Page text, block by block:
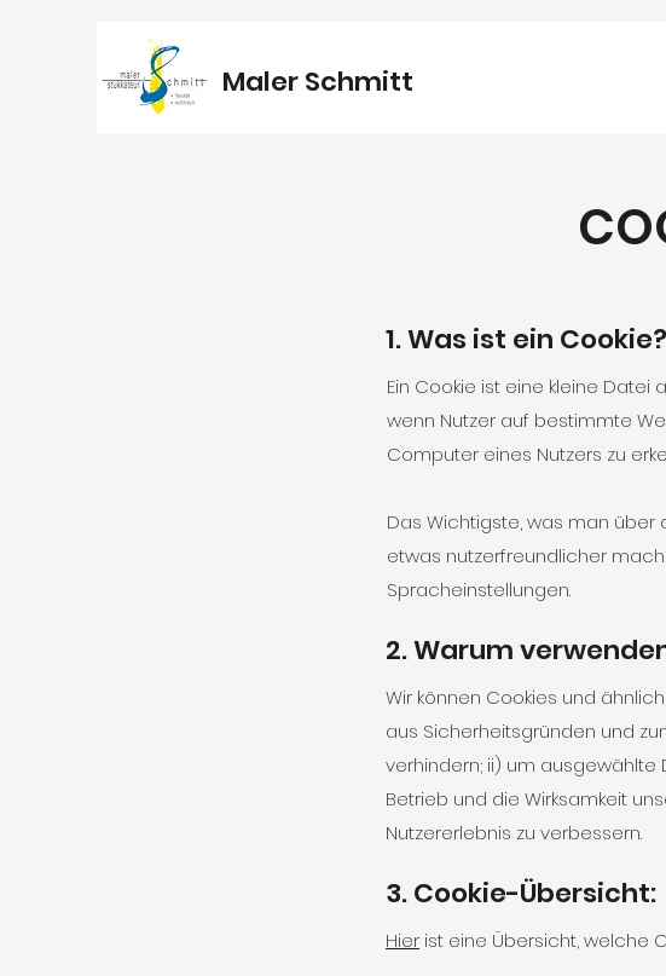
Maler Schmitt
1. Was ist ein Cookie?
Ein Cookie ist eine kleine
wenn Nutzer auf bestimmte
Computer eines Nutzers zu
Das Wichtigste, was man über
etwas nutzerfreundlicher
Spracheinstellungen.
2. Warum
Wir können Cookies und
aus Sicherheitsgründen und
verhindern; ii) um ausgewählte
Betrieb und die Wirksamkeit
Nutzererlebnis zu verbessern.
3. Cookie-Übersicht:
Hier ist eine Übersicht, welche